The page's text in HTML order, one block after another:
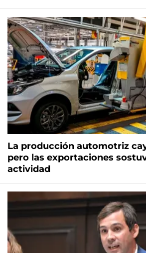
La producción automotriz
pero las exportaciones
actividad